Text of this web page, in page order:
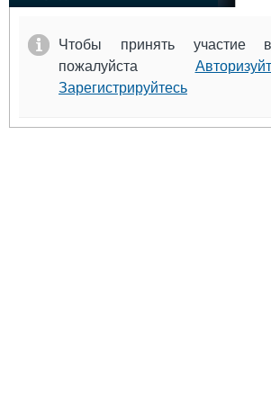
Чтобы принять участие
пожалуйста
Зарегистрируйтесь